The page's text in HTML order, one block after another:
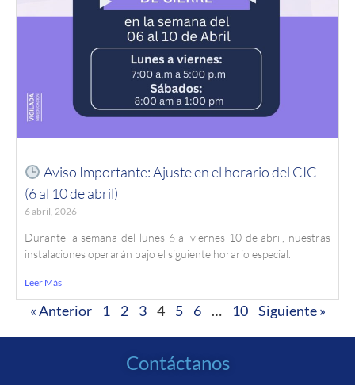
Aviso Importante: Ajuste en el horario del CIC
(6 al 10 de abril)
6 abril, 2026
Durante la semana del lunes 6 al viernes 10 de abril, nuestras
instalaciones operarán bajo el siguiente horario especial.
Leer Más
« Anterior 1 2 3 4 5 6 … 10 Siguiente »
Contáctanos